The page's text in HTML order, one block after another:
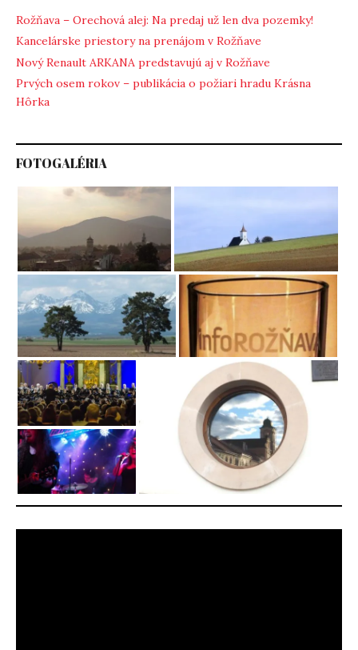
Rožňava – Orechová alej: Na predaj už len dva pozemky!
Kancelárske priestory na prenájom v Rožňave
Nový Renault ARKANA predstavujú aj v Rožňave
Prvých osem rokov – publikácia o požiari hradu Krásna
Hôrka
FOTOGALÉRIA